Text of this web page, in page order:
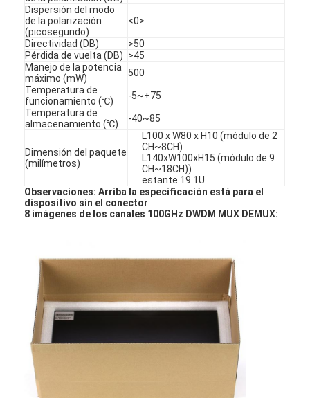
Viaje de la fábrica
Control de calidad
Éntrenos en contacto con
Noticias
MPO MTP
divisor del plc de la fibra óptica
patchcord de la fibra óptica
Dispersión del modo
de la polarización
(picosegundo)
<0>
Directividad (DB)
>50
Pérdida de vuelta (DB) >45
Manejo de la potencia
máximo (mW)
500
Temperatura de
funcionamiento (℃)
-5~+75
Temperatura de
almacenamiento (℃)
-40~85
Dimensión del paquete
(milímetros)
L100 x W80 x H10 (módulo de 2
CH~8CH)
L140xW100xH15 (módulo de 9
CH~18CH))
estante 19 1U
Observaciones: Arriba la especificación está para el
dispositivo sin el conector
8 imágenes de los canales 100GHz DWDM MUX DEMUX: